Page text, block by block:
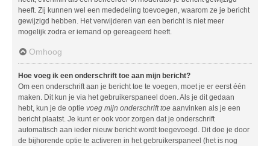
heeft. Zij kunnen wel een mededeling toevoegen, waarom ze je bericht
gewijzigd hebben. Het verwijderen van een bericht is niet meer
mogelijk zodra er iemand op gereageerd heeft.
Omhoog
Hoe voeg ik een onderschrift toe aan mijn bericht?
Om een onderschrift aan je bericht toe te voegen, moet je er eerst één
maken. Dit kun je via het gebruikerspaneel doen. Als je dit gedaan
hebt, kun je de optie voeg mijn onderschrift toe aanvinken als je een
bericht plaatst. Je kunt er ook voor zorgen dat je onderschrift
automatisch aan ieder nieuw bericht wordt toegevoegd. Dit doe je door
de bijhorende optie te activeren in het gebruikerspaneel (het is nog